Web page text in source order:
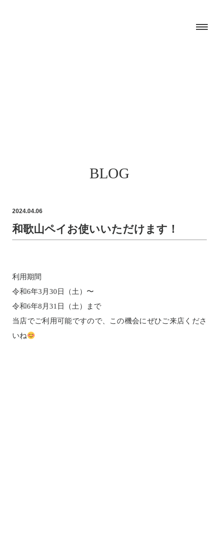
BLOG
2024.04.06
和歌山ペイお使いいただけます！
利用期間
令和6年3月30日（土）〜
令和6年8月31日（土）まで
当店でご利用可能ですので、この機会にぜひご来店くださ
いね